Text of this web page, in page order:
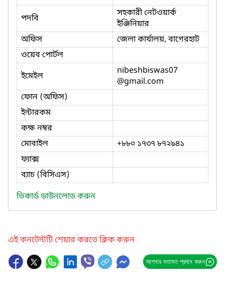
পদবি
সহকারী নেটওয়ার্ক
ইঞ্জিনিয়ার
অফিস
জেলা কার্যালয়, বাগেরহাট
ওয়েব পোর্টল
ইমেইল
nibeshbiswas07
@gmail.com
ফোন (অফিস)
ইন্টারকম
কক্ষ নম্বর
মোবাইল
+৮৮০ ১৭৩৭ ৮৭২৯৪১
ফ্যাক্স
ব্যাচ (বিসিএস)
ভিকার্ড ডাউনলোড করুন
এই কনটেন্টটি শেয়ার করতে ক্লিক করুন
আপনার মতামত প্রদান করুন